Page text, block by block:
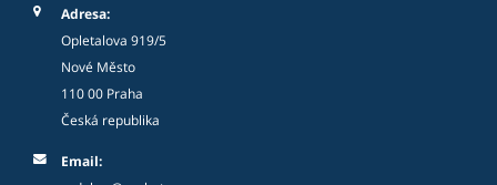
Adresa:
Opletalova 919/5
Nové Město
110 00 Praha
Česká republika
Email: